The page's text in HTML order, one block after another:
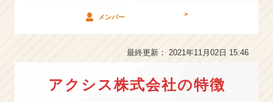
情
メンバー >
最終更新： 2021年11月02日 15:46
アクシス株式会社の特徴